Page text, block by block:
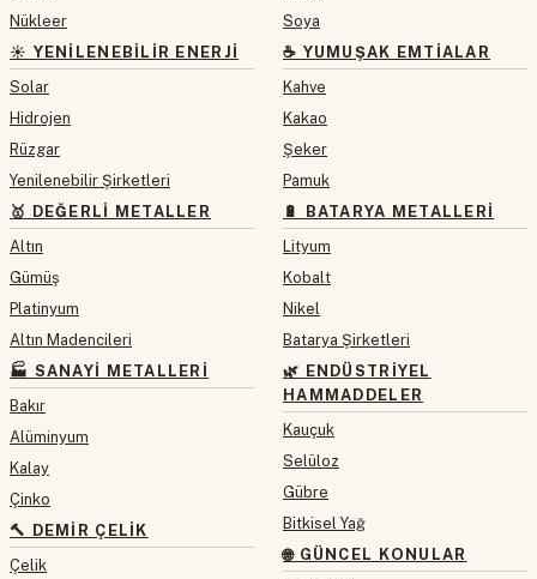
Nükleer
☀️ YENILENEBILIR ENERJI
Solar
Hidrojen
Rüzgar
Yenilenebilir Şirketleri
🥇 DEĞERLI METALLER
Altın
Gümüş
Platinyum
Altın Madencileri
🏭 SANAYI METALLERI
Bakır
Alüminyum
Kalay
Çinko
🔨 DEMIR ÇELIK
Çelik
Soya
☕ YUMUŞAK EMTIALAR
Kahve
Kakao
Şeker
Pamuk
🔋 BATARYA METALLERI
Lityum
Kobalt
Nikel
Batarya Şirketleri
🌿 ENDÜSTRIYEL
HAMMADDELER
Kauçuk
Selüloz
Gübre
Bitkisel Yağ
🌐 GÜNCEL KONULAR